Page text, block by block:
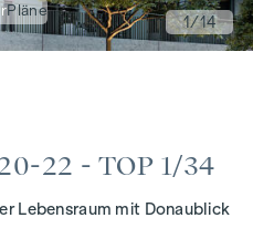
Pläne
1/14
22 - TOP 1/34
Lebensraum mit Donaublick